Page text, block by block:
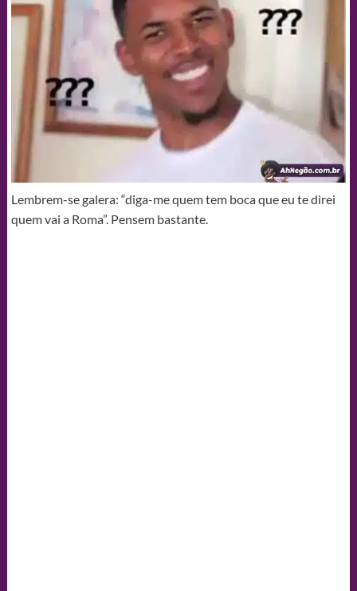
Lembrem-se galera: “diga-me quem tem boca que eu te direi
quem vai a Roma”. Pensem bastante.